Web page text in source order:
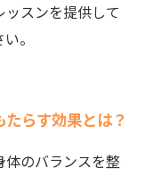
スンを提供して
。
らす効果とは？
体のバランスを整